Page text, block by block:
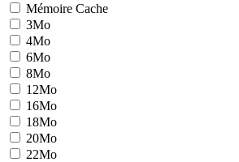
Mémoire Cache
3Mo
4Mo
6Mo
8Mo
12Mo
16Mo
18Mo
20Mo
22Mo